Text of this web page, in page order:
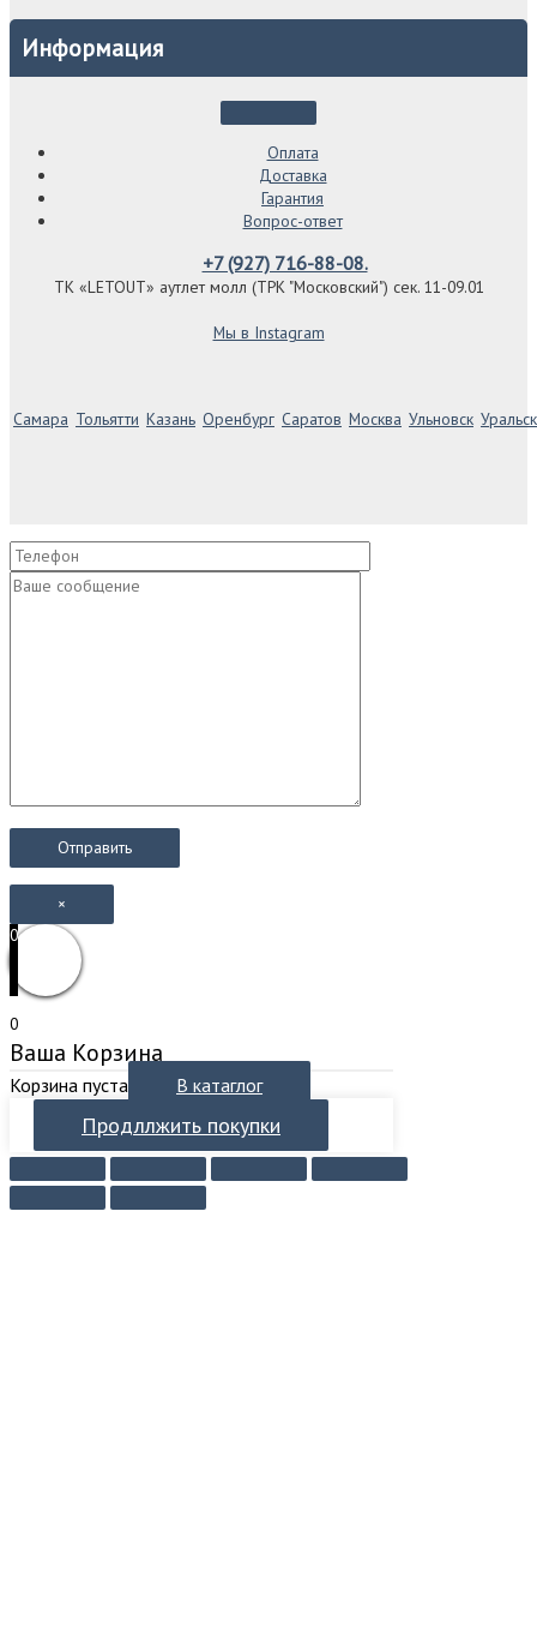
Информация
Оплата
Доставка
Гарантия
Вопрос-ответ
+7 (927) 716-88-08.
ТК «LETOUT» аутлет молл (ТРК "Московский") сек. 11-09.01
Мы в Instagram
Самара Тольятти Казань Оренбург Саратов Москва Ульновск Уральск
×
0
0
Ваша Корзина
Корзина пуста В катаглог
Продллжить покупки